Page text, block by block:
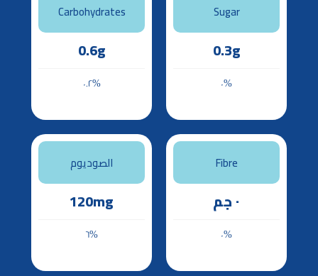
Sugar
0.3g
0%
Carbohydrates
0.6g
0.2%
Fibre
٠ جم
0%
الصوديوم
120mg
6%